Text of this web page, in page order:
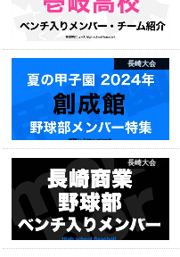
長崎大会
長崎大会